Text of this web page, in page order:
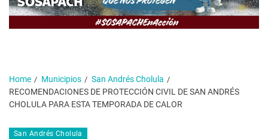
Home Municipios
San Andrés Cholula
RECOMENDACIONES DE PROTECCIÓN CIVIL DE SAN ANDRÉS
CHOLULA PARA ESTA TEMPORADA DE CALOR
San Andrés Cholula